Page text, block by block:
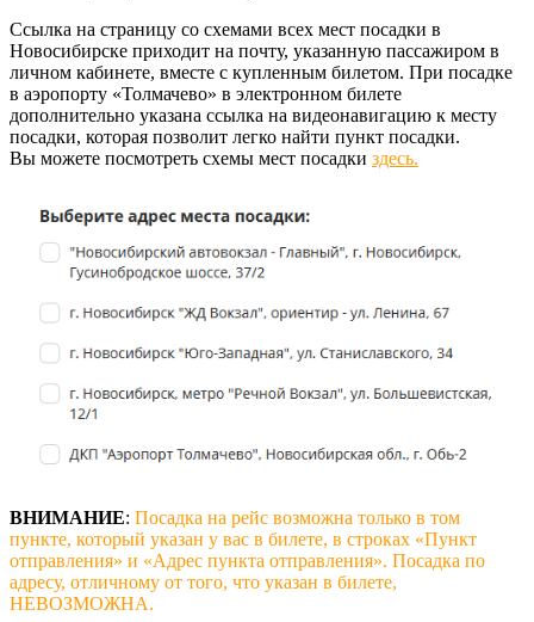
Ссылка на страницу со схемами всех мест посадки в
Новосибирске приходит на почту, указанную пассажиром в
личном кабинете, вместе с купленным билетом. При посадке
в аэропорту «Толмачево» в электронном билете
дополнительно указана ссылка на видеонавигацию к месту
посадки, которая позволит легко найти пункт посадки.
Вы можете посмотреть схемы мест посадки здесь.
ВНИМАНИЕ: Посадка на рейс возможна только в том
пункте, который указан у вас в билете, в строках «Пункт
отправления» и «Адрес пункта отправления». Посадка по
адресу, отличному от того, что указан в билете,
НЕВОЗМОЖНА.